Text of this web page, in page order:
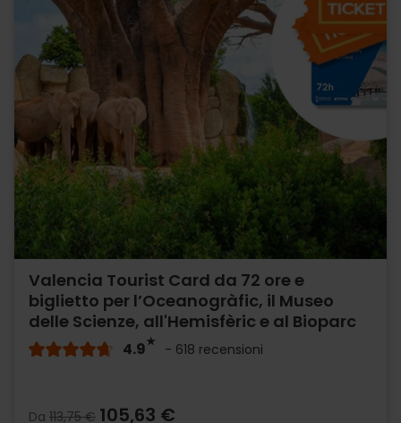
Valencia Tourist Card da 72 ore e
biglietto per l’Oceanogràfic, il Museo
delle Scienze, all'Hemisfèric e al Bioparc
4.9 - 618 recensioni
Da 113,75 € 105,63 €